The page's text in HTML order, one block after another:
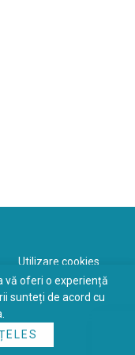
Utilizare cookies
by
vă oferi o experiență
sunteți de acord cu